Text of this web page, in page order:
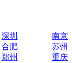
深圳
南京
合肥
苏州
郑州
重庆